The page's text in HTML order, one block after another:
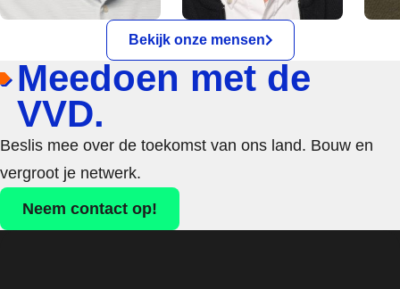
Bekijk onze mensen
Meedoen met de
VVD.
Beslis mee over de toekomst van ons land. Bouw en
vergroot je netwerk.
Neem contact op!